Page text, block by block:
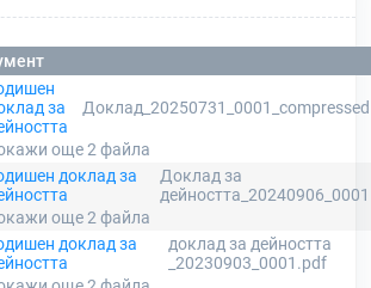
за
още 2файла
доклад за
Доклад за
още 2файла
доклад за
доклад за дейността
_20230903_0001.pdf